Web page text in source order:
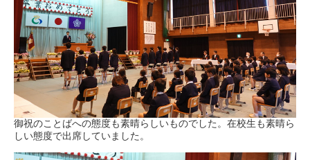
御祝のことばへの態度も素晴らしいものでした。在校生も素晴ら
しい態度で出席していました。